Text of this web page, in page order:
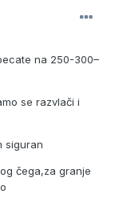
na 250-300–
se razvlači i
siguran
čega,za granje